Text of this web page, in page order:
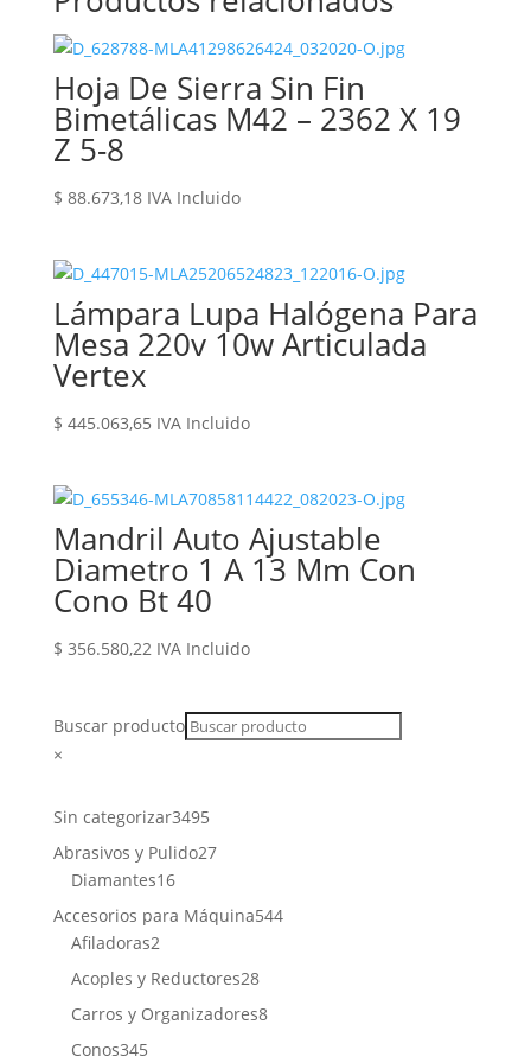
Hoja De Sierra Sin Fin
Bimetálicas M42 – 2362 X 19
Z 5-8
$ 88.673,18 IVA Incluido
Lámpara Lupa Halógena Para
Mesa 220v 10w Articulada
Vertex
$ 445.063,65 IVA Incluido
Mandril Auto Ajustable
Diametro 1 A 13 Mm Con
Cono Bt 40
$ 356.580,22 IVA Incluido
Buscar producto
×
Sin categorizar34953495
productos
Abrasivos y Pulido2727
Diamantes1616
productos
Accesorios para Máquina544544
Afiladoras22
productos
Acoples y Reductores2828
productos
Carros y Organizadores88
Conos345345